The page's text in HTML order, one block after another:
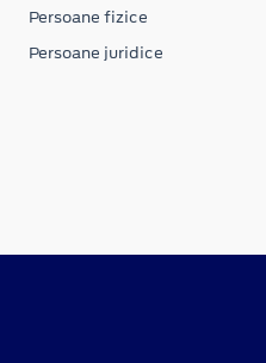
Persoane fizice
Persoane juridice